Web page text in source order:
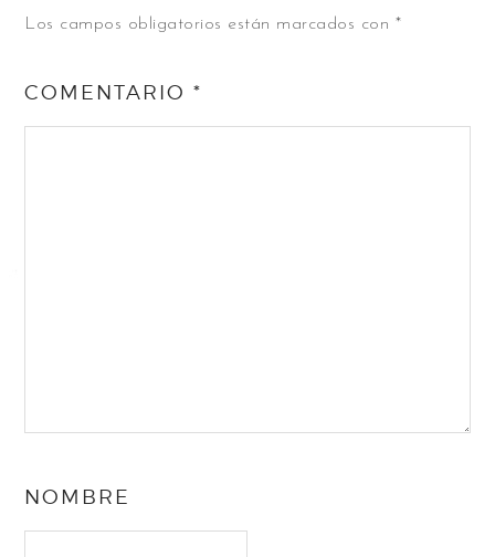
Los campos obligatorios están marcados con *
COMENTARIO*
NOMBRE